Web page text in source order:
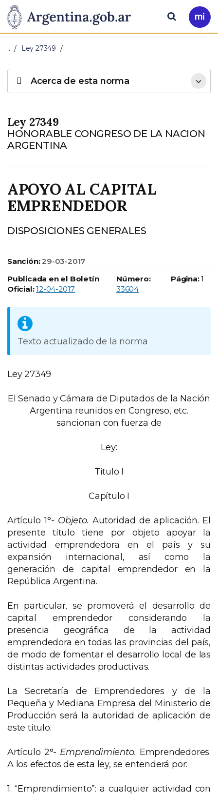
Presidencia
de
Nación
Pasar al contenido principal
Ir
a
Buscar
… Ley 27349
Ley 27349
HONORABLE CONGRESO DE LA NACION
ARGENTINA
APOYO AL CAPITAL
EMPRENDEDOR
DISPOSICIONES GENERALES
Sanción: 29-03-2017
Publicada en el Boletín
Oficial: 12-04-2017
Número:
Boletín Oficial número:
33604
Página: 1
Texto actualizado de la norma
Ley 27349
El Senado y Cámara de Diputados de la Nación
Argentina reunidos en Congreso, etc.
sancionan con fuerza de
Ley:
Título I
Capítulo I
Artículo 1°- Objeto. Autoridad de aplicación. El
presente título tiene por objeto apoyar la
actividad emprendedora en el país y su
expansión internacional, así como la
generación de capital emprendedor en la
República Argentina.
En particular, se promoverá el desarrollo de
capital emprendedor considerando la
presencia geográfica de la actividad
emprendedora en todas las provincias del país,
de modo de fomentar el desarrollo local de las
distintas actividades productivas.
La Secretaría de Emprendedores y de la
Pequeña y Mediana Empresa del Ministerio de
Producción será la autoridad de aplicación de
este título.
Artículo 2°- Emprendimiento. Emprendedores.
A los efectos de esta ley, se entenderá por:
1. “Emprendimiento”: a cualquier actividad con
Acerca de esta norma